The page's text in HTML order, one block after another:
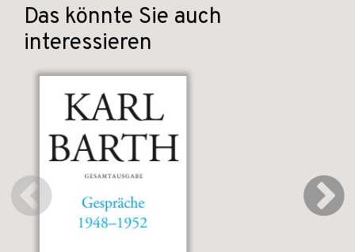
Das könnte Sie auch
interessieren